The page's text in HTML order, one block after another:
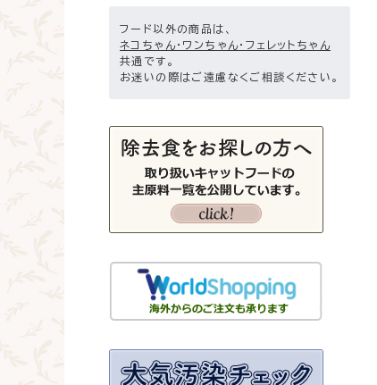
フード以外の商品は、
ネコちゃん・ワンちゃん・フェレットちゃん
共通です。
お迷いの際はご遠慮なくご相談ください。